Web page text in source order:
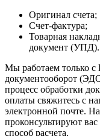
Оригинал счета;
Счет-фактура;
Товарная
документ (УПД).
Мы работаем только
документооборот
процесс обработки
оплаты свяжитесь с
электронной почте.
проконсультируют
способ расчета.